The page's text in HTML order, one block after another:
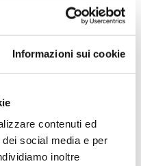
Informazioni sui cookie
contenuti ed
social media e per
inoltre
di